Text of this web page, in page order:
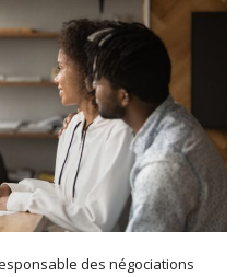
des négociations